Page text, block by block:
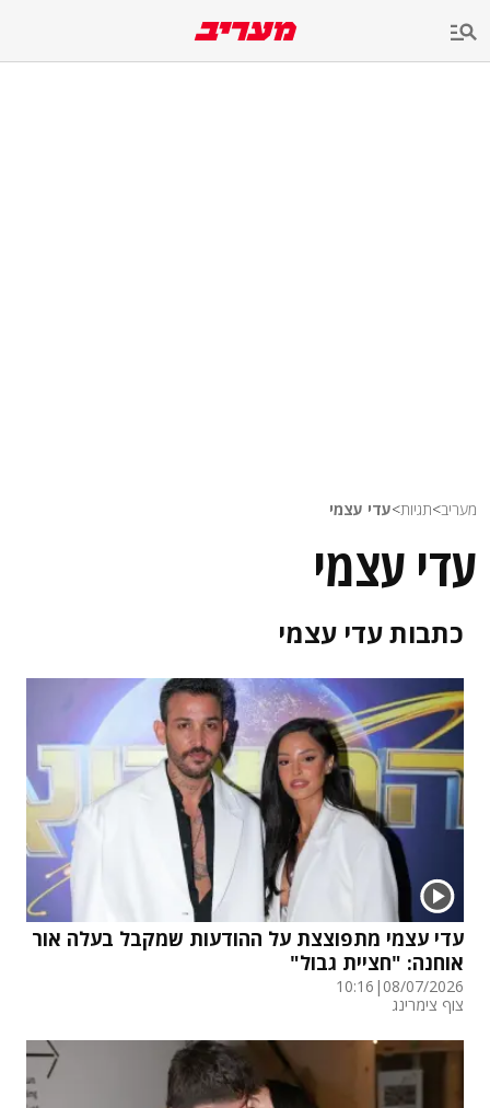
מעריב>תגיות>עדי עצמי
עדי עצמי
כתבותעדי עצמי
עדי עצמי מתפוצצת על ההודעות שמקבל בעלה אור
אוחנה: "חציית גבול"
08/07/2026
|
10:16
צוף צימרינג